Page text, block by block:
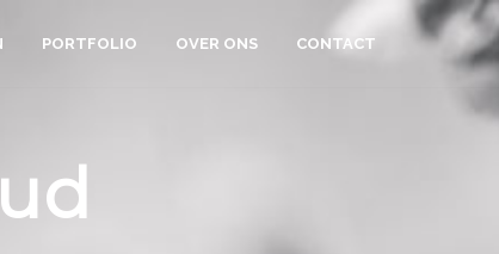
PORTFOLIO OVER ONS CONTACT